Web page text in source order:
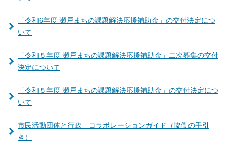
「令和6年度 瀬戸まちの課題解決応援補助金」の交付決定につ
いて
「令和５年度 瀬戸まちの課題解決応援補助金」二次募集の交付
決定について
「令和５年度 瀬戸まちの課題解決応援補助金」の交付決定につ
いて
市民活動団体と行政 コラボレーションガイド（協働の手引
き）